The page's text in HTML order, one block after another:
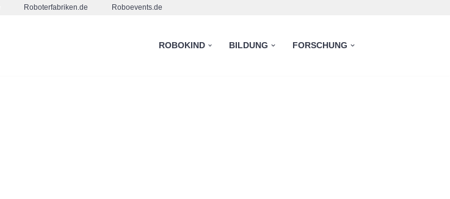
Roboterfabriken.de Roboevents.de
ROBOKIND BILDUNG FORSCHUNG